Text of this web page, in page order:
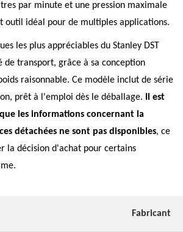
par minute et une pression maximale
outil idéal pour de multiples applications.
les plus appréciables du Stanley DST
de transport, grâce à sa conception
raisonnable. Ce modèle inclut de série
prêt à l'emploi dès le déballage.
Il est
les informations concernant la
détachées ne sont pas disponibles, ce
la décision d'achat pour certains
Fabricant